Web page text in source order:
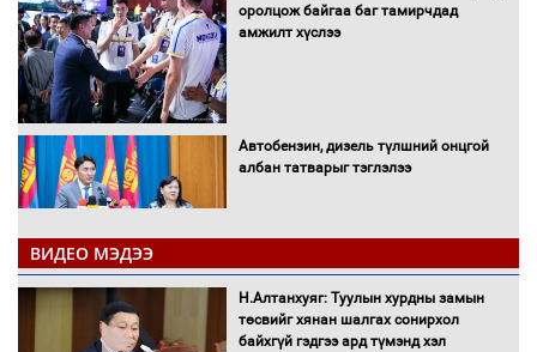
оролцож байгаа баг тамирчдад
амжилт хүслээ
Автобензин, дизель түлшний онцгой
албан татварыг тэглэлээ
Санхүүгийн хэмнэлтийн горимд эрүүл
мэндийн салбар хамаарахгүй
ВИДЕО МЭДЭЭ
Н.Алтанхуяг: Туулын хурдны замын
төсвийг хянан шалгах сонирхол
байхгүй гэдгээ ард түмэнд хэл